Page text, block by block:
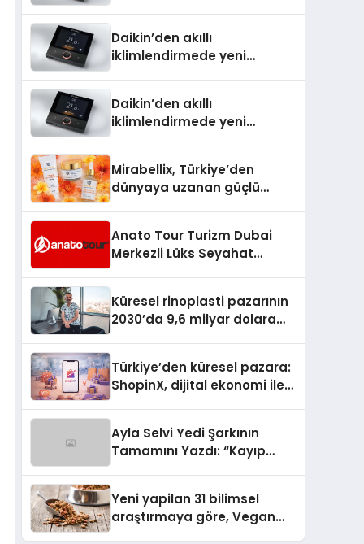
Daikin’den akıllı
iklimlendirmede yeni
Daikin’den akıllı
iklimlendirmede yeni
Mirabellix, Türkiye’den
dünyaya uzanan güçlü
Anato Tour Turizm Dubai
Merkezli Lüks Seyahat
Küresel rinoplasti pazarının
2030’da 9,6 milyar dolara
Türkiye’den küresel pazara:
ShopinX, dijital ekonomi ile
Ayla Selvi Yedi Şarkının
Tamamını Yazdı: “Kayıp
Yeni yapilan 31 bilimsel
araştırmaya göre, Vegan